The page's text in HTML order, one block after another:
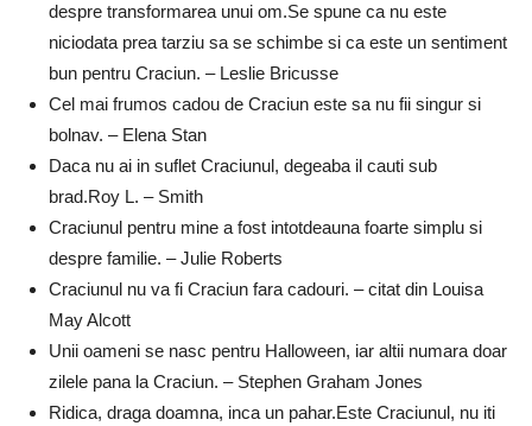
despre transformarea unui om.Se spune ca nu este
niciodata prea tarziu sa se schimbe si ca este un sentiment
bun pentru Craciun. – Leslie Bricusse
Cel mai frumos cadou de Craciun este sa nu fii singur si
bolnav. – Elena Stan
Daca nu ai in suflet Craciunul, degeaba il cauti sub
brad.Roy L. – Smith
Craciunul pentru mine a fost intotdeauna foarte simplu si
despre familie. – Julie Roberts
Craciunul nu va fi Craciun fara cadouri. – citat din Louisa
May Alcott
Unii oameni se nasc pentru Halloween, iar altii numara doar
zilele pana la Craciun. – Stephen Graham Jones
Ridica, draga doamna, inca un pahar.Este Craciunul, nu iti